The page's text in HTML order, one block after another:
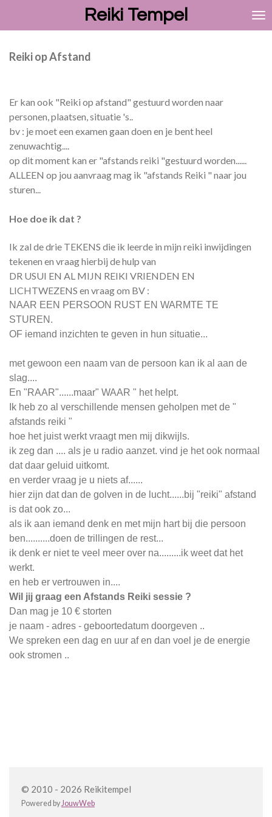
de
hoofdinhoud
Reiki Tempel
Reiki op Afstand
Er kan ook "Reiki op afstand" gestuurd worden naar
personen, plaatsen, situatie 's..
bv : je moet een examen gaan doen en je bent heel
zenuwachtig....
op dit moment kan er "afstands reiki "gestuurd worden......
ALLEEN op jou aanvraag mag ik "afstands Reiki " naar jou
sturen...
Hoe doe ik dat ?
Ik zal de drie TEKENS die ik leerde in mijn reiki inwijdingen
tekenen en vraag hierbij de hulp van
DR USUI EN AL MIJN REIKI VRIENDEN EN
LICHTWEZENS en vraag om BV :
NAAR EEN PERSOON RUST EN WARMTE TE
STUREN.
OF iemand inzichten te geven in hun situatie...
met gewoon een naam van de persoon kan ik al aan de
slag....
En "RAAR"......maar" WAAR " het helpt.
Ik heb zo al verschillende mensen geholpen met de "
afstands reiki "
hoe het juist werkt vraagt men mij dikwijls.
ik zeg dan .... als je u radio aanzet. vind je het ook normaal
dat daar geluid uitkomt.
en verder vraag je u niets af......
hier zijn dat dan de golven in de lucht......bij "reiki" afstand
is dat ook zo...
als ik aan iemand denk en met mijn hart bij die persoon
ben..........doen de trillingen de rest...
ik denk er niet te veel meer over na.........ik weet dat het
werkt.
en heb er vertrouwen in....
Wil jij graag een Afstands Reiki sessie ?
Dan mag je 10 € storten
je naam - adres - geboortedatum doorgeven ..
We spreken een dag en uur af en dan voel je de energie
ook stromen ..
© 2010 - 2026 Reikitempel
Powered byJouwWeb